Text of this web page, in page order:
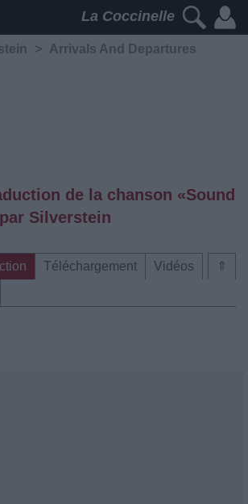
La Coccinelle
> Arrivals And Departures
de la chanson «Sound
Silverstein
⇑
Téléchargement
Vidéos